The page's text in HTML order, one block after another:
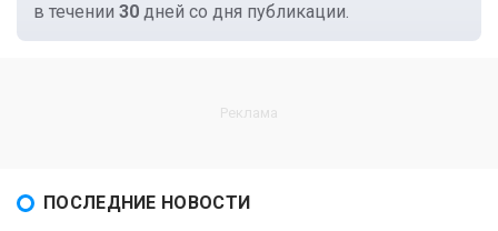
в течении 30 дней со дня публикации.
ПОСЛЕДНИЕ НОВОСТИ